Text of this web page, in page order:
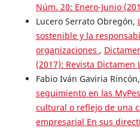
Núm. 20: Enero-Junio
Lucero Serrato Obregón,
sostenible y la
organizaciones ,
(2017): Revista Dictamen
Fabio Iván Gaviria Rincón,
seguimiento en las
cultural o reflejo de una
empresarial En sus